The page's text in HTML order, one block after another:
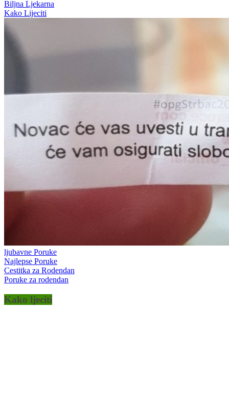
Biljna Ljekarna
Kako Lijeciti
ljubavne Poruke
Najlepse Poruke
Cestitka za Rodendan
Poruke za rodendan
Kako ljeciti